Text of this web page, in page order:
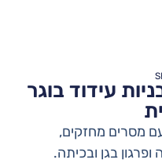
עידוד בוגר
מסרים מחזקים,
בגן ובכיתה.